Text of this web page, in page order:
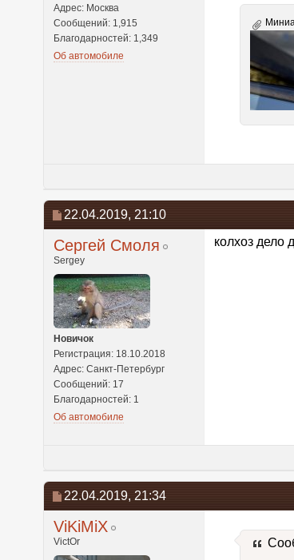
Адрес: Москва
Сообщений: 1,915
Благодарностей: 1,349
Об автомобиле
22.04.2019, 21:10
Сергей Смоля
Sergey
Новичок
Регистрация: 18.10.2018
Адрес: Санкт-Петербург
Сообщений: 17
Благодарностей: 1
Об автомобиле
колхоз дело
22.04.2019, 21:34
ViKiMiX
VictOr